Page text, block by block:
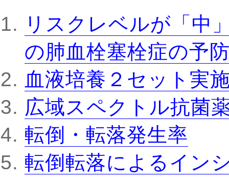
リスクレベルが「中
の肺血栓塞栓症の予
血液培養２セット実
広域スペクトル抗菌
転倒・転落発生率
転倒転落によるイン